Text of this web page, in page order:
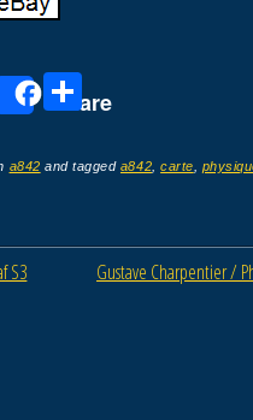
Share
P
ta
er
a842 and tagged a842 ,carte
S3 Gustave Charpentier /